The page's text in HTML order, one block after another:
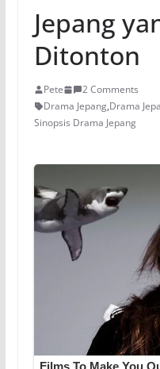
Jepang
Ditonton
Pete
2 Comments
Drama Jepang,Drama
Sinopsis Drama Jepang